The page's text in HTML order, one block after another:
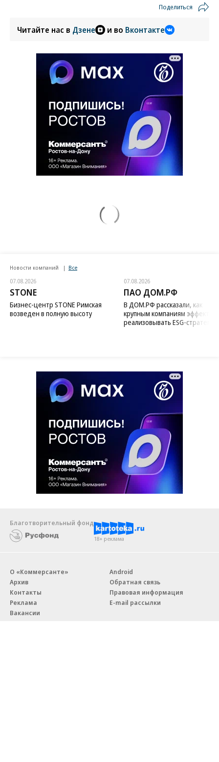
Поделиться
Читайте нас в Дзене и во Вконтакте
Новости компаний Все
07.08.2026
STONE
Бизнес-центр STONE Римская
возведен в полную высоту
07.08.2026
ПАО ДОМ.РФ
В ДОМ.РФ рассказали, как
крупным компаниям
реализовывать ESG-стратегию
Благотворительный фонд
18+ реклама
О «Коммерсанте»
Архив
Контакты
Реклама
Вакансии
Android
Обратная связь
Правовая информация
E-mail рассылки